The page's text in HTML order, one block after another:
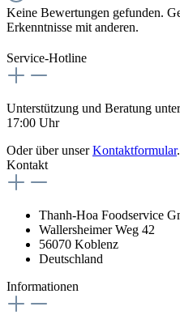
Keine Bewertungen gefunden.
Erkenntnisse mit anderen.
Service-Hotline
Unterstützung und Beratung
17:00 Uhr
Oder über unserKontaktformular.
Kontakt
Thanh-Hoa Foodservice
Wallersheimer Weg 42
56070 Koblenz
Deutschland
Informationen